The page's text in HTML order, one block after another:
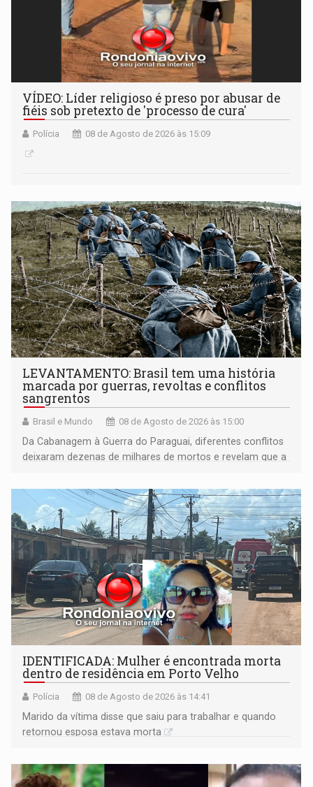
VÍDEO: Líder religioso é preso por abusar de
fiéis sob pretexto de 'processo de cura'
Polícia 08 de Agosto de 2026 às 15:09
LEVANTAMENTO: Brasil tem uma história
marcada por guerras, revoltas e conflitos
sangrentos
Brasil e Mundo 08 de Agosto de 2026 às 15:00
Da Cabanagem à Guerra do Paraguai, diferentes conflitos
deixaram dezenas de milhares de mortos e revelam que a
territoriais e sociais
IDENTIFICADA: Mulher é encontrada morta
dentro de residência em Porto Velho
Polícia 08 de Agosto de 2026 às 14:41
Marido da vítima disse que saiu para trabalhar e quando
retornou esposa estava morta